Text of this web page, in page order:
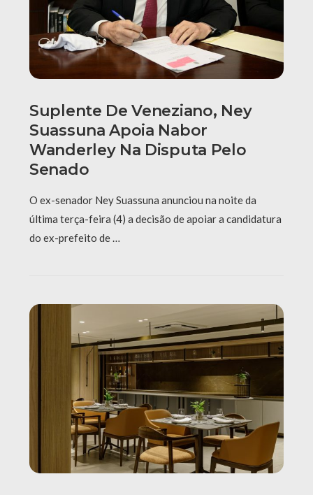
Suplente De Veneziano, Ney
Suassuna Apoia Nabor
Wanderley Na Disputa Pelo
Senado
O ex-senador Ney Suassuna anunciou na noite da
última terça-feira (4) a decisão de apoiar a candidatura
do ex-prefeito de …